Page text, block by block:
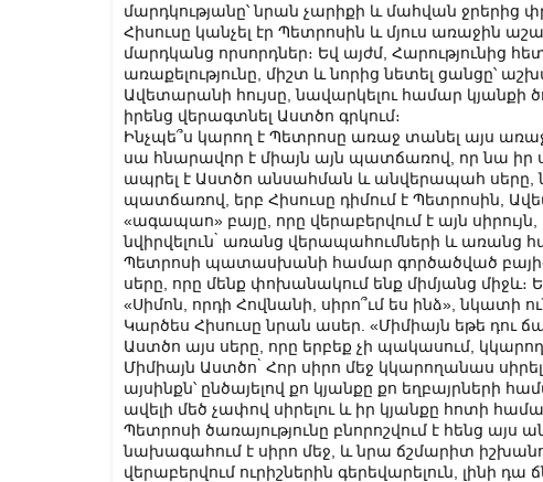
մարդկությանը՝ նրան չարիքի և մահվան ջրերից
Հիսուսը կանչել էր Պետրոսին և մյուս առաջին
մարդկանց որսորդներ։ Եվ այժմ, Հարությունից
առաքելությունը, միշտ և նորից նետել ցանցը՝
Ավետարանի հույսը, նավարկելու համար կյանքի
իրենց վերագտնել Աստծո գրկում։
Ինչպե՞ս կարող է Պետրոսը առաջ տանել այս
սա հնարավոր է միայն այն պատճառով, որ նա իր
ապրել է Աստծո անսահման և անվերապահ սերը,
պատճառով, երբ Հիսուսը դիմում է Պետրոսին,
«ագապաո» բայը, որը վերաբերվում է այն
նվիրվելուն ̀ առանց վերապահումների և առանց
Պետրոսի պատասխանի համար գործածված բայից,
սերը, որը մենք փոխանակում ենք միմյանց միջև։
«Սիմոն, որդի Հովնանի, սիրո՞ւմ ես ինձ», նկատի
Կարծես Հիսուսը նրան ասեր. «Միմիայն եթե դու
Աստծո այս սերը, որը երբեք չի պակասում,
Միմիայն Աստծո ̀ Հոր սիրո մեջ կկարողանաս
այսինքն՝ ընծայելով քո կյանքը քո
ավելի մեծ չափով սիրելու և իր կյանքը հոտի
Պետրոսի ծառայությունը բնորոշվում է հենց այս
նախագահում է սիրո մեջ, և նրա ճշմարիտ
վերաբերվում ուրիշներին գերեվարելուն, լինի